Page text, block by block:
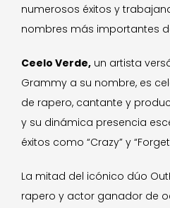
numerosos éxitos y
nombres más importantes
Ceelo Verde, un artista
Grammy a su nombre, es
de rapero, cantante y
y su dinámica presencia
éxitos como “Crazy” y “Forget
La mitad del icónico dúo
rapero y actor ganador de